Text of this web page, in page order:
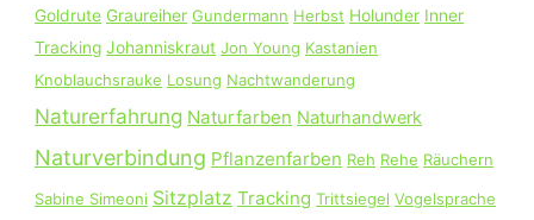
h
:
Goldrute Graureiher Gundermann Herbst Holunder Inner
Tracking Johanniskraut Jon Young Kastanien
Knoblauchsrauke Losung Nachtwanderung
Naturerfahrung Naturfarben Naturhandwerk
Naturverbindung Pflanzenfarben Reh Rehe Räuchern
Sabine Simeoni Sitzplatz Tracking Trittsiegel Vogelsprache